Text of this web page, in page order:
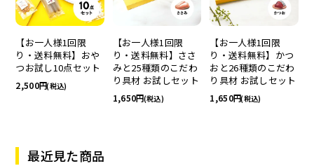
【お一人様1回限
り・送料無料】おや
つお試し10点セット
2,500 (税込)
【お一人様1回限
り・送料無料】ささ
みと25種類のこだわ
り具材 お試しセット
1,650 (税込)
【お一人様1回限
り・送料無料】かつ
おと26種類のこだわ
り具材 お試しセット
1,650 (税込)
最近見た商品